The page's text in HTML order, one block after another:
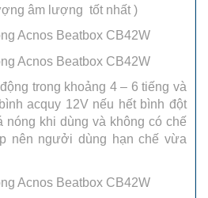
âm lượng tốt nhất )
trong khoảng 4 – 6 tiếng và
acquy 12V nếu hết bình đột
nóng khi dùng và không có chế
nên ngưởi dùng hạn chế vừa